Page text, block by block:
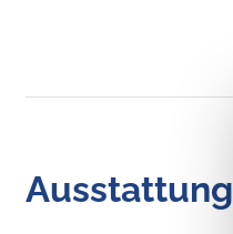
Ausstattung